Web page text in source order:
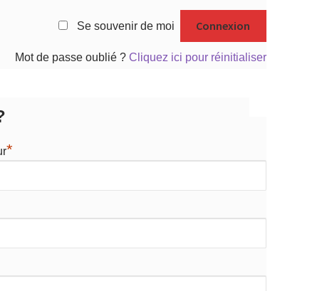
Se souvenir de moi
Mot de passe oublié ? Cliquez ici pour réinitialiser
*